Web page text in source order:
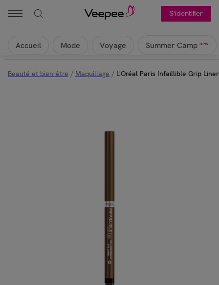
S'identifier
Accueil Mode Voyage Summer Camp new
Beauté et bien-être / Maquillage / L'Oréal Paris Infaillible Grip